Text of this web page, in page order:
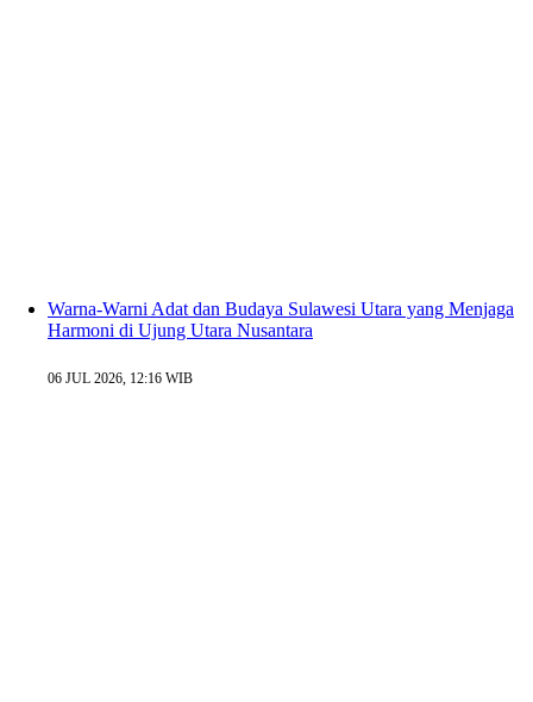
Warna-Warni Adat dan Budaya Sulawesi Utara yang Menjaga
Harmoni di Ujung Utara Nusantara
06 JUL 2026, 12:16 WIB